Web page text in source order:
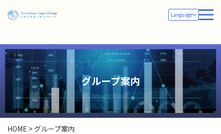
Language
グループ案内
HOME > グループ案内